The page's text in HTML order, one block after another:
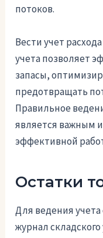
потоков.
Вести учет
учета позволяет
запасы,
предотвращать
Правильное
является важным
эффективной
Остатки
Для ведения
журнал